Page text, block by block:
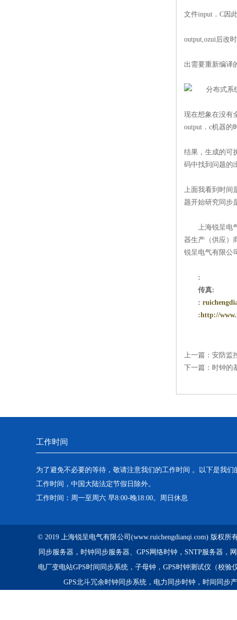
文件input．C因
output,ozui后改
出需要重新编译
现在想象在没有
output．c机器的
结果，生成的可
码中找到问题的
上面我看到时间
题开始研究同步
上海锐呈电
器生产（供应）
锐呈电气有限公
:
传真:
:
:http://
上一篇： 安防监
下一篇： 时钟的
工作时间
为了避免不必要的等待，敬请注意我们的工作时间 。以下是我们
工作时间，中国大陆法定节假日除外。
工作时间：周一至周六 早8:00-晚18:00。周日休息
© 2019 上海锐呈电气有限公司(www.ruichengdianqi.com) 版权所
同步服务器，时钟同步服务器、GPS网络时钟，SNTP服务器
电厂变电站GPS时间同步系统，子母钟，GPS时钟测试仪（校
GPS北斗冗余时钟同步系统，电力同步时钟，时间同步